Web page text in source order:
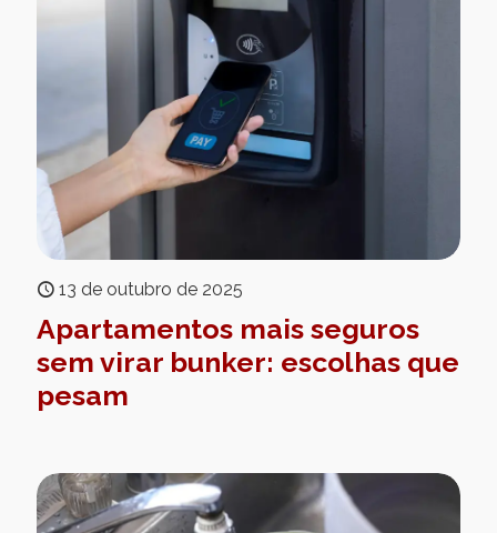
13 de outubro de 2025
Apartamentos mais seguros
sem virar bunker: escolhas que
pesam